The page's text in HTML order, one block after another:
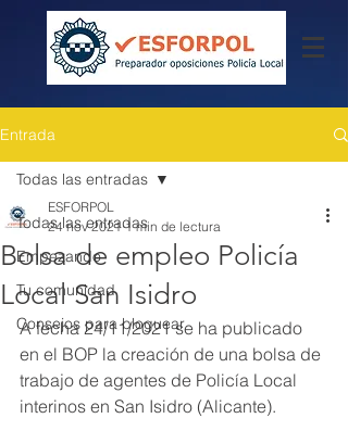
Entrada
Todas las entradas
Empezando
Tu comunidad
Consejos para bloguear
Todas las entradas
Bolsa de empleo Policía
Local San Isidro
ESFORPOL
24 nov 2021 1 min de lectura
A fecha 24/11/2021 se ha publicado
en el BOP la creación de una bolsa de
trabajo de agentes de Policía Local
interinos en San Isidro (Alicante).